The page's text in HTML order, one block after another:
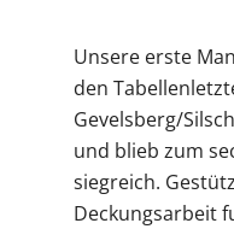
Unsere erste
den
Gevelsberg/
und blieb zum
siegreich.
Deckungsarbeit